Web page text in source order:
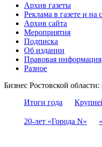
Архив газеты
Реклама в газете и на
Архив сайта
Мероприятия
Подписка
Об издании
Правовая информация
Разное
Бизнес Ростовской
Итоги года
20-лет «Города N»